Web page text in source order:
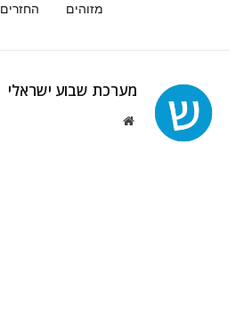
מזוהים
החזרים
מערכת שבוע ישראלי
Website